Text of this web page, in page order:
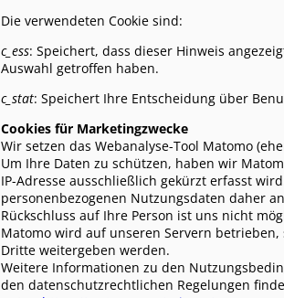
Kriminalfilmen und Serien für die
Badische Zeitung, 26.11.24
Etwa
Bond-
Djandji-
Intrigen
als
Die verwendeten Cookie sind:
c_ess: Speichert, dass dieser Hinweis
Auswahl getroffen haben.
c_stat: Speichert Ihre Entscheidung über
Cookies für Marketingzwecke
Wir setzen das Webanalyse-Tool Matomo
Um Ihre Daten zu schützen, haben wir
IP-Adresse ausschließlich gekürzt erfasst
personenbezogenen Nutzungsdaten daher
Rückschluss auf Ihre Person ist uns nicht
Matomo wird auf unseren Servern betrieben,
Dritte weitergeben werden.
Weitere Informationen zu den
den datenschutzrechtlichen Regelungen